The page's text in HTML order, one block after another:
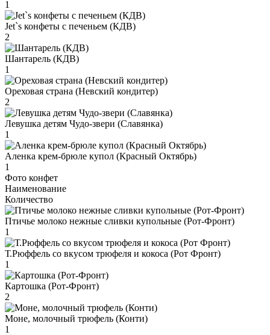
1
Jet`s конфеты с печеньем (КДВ)
2
Шантарель (КДВ)
1
Ореховая страна (Невский кондитер)
2
Левушка детям Чудо-звери (Славянка)
1
Аленка крем-брюле купол (Красный Октябрь)
1
Фото конфет
Наименование
Количество
Птичье молоко нежные сливки купольные (Рот-Фронт)
1
Т.Рюффель со вкусом трюфеля и кокоса (Рот Фронт)
1
Картошка (Рот-Фронт)
2
Моне, молочный трюфель (Конти)
1